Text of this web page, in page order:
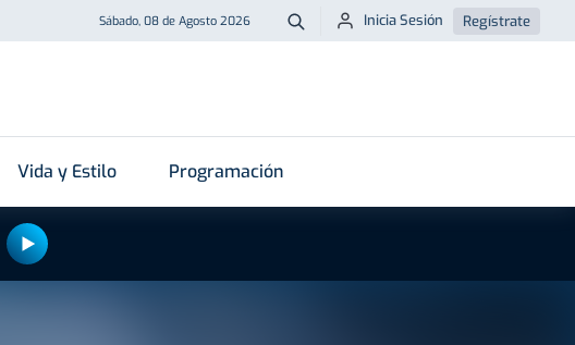
Sábado, 08 de Agosto 2026 Buscar
Inicia Sesión Regístrate
Vida y Estilo Programación